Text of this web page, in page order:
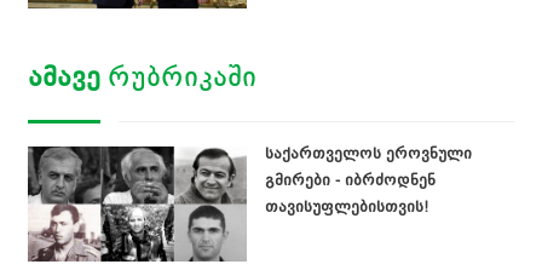
ᲐᲛᲐᲕᲔ ᲠᲣᲑᲠᲘᲙᲐᲨᲘ
საქართველოს ეროვნული
გმირები - იბრძოდნენ
თავისუფლებისთვის!